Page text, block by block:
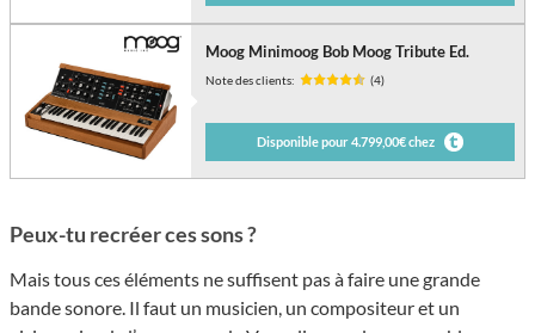
Moog Minimoog Bob Moog Tribute Ed.
Note des clients: (4)
Disponible pour 4.799,00€ chez
Peux-tu recréer ces sons ?
Mais tous ces éléments ne suffisent pas à faire une grande
bande sonore. Il faut un musicien, un compositeur et un